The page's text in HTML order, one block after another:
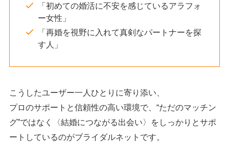
「初めての婚活に不安を感じているアラフォ
ー女性」
「再婚を視野に入れて真剣なパートナーを探
す人」
こうしたユーザー一人ひとりに寄り添い、
プロのサポートと信頼性の高い環境で、“ただのマッチン
グ”ではなく〈結婚につながる出会い〉をしっかりとサポ
ートしているのがブライダルネットです。